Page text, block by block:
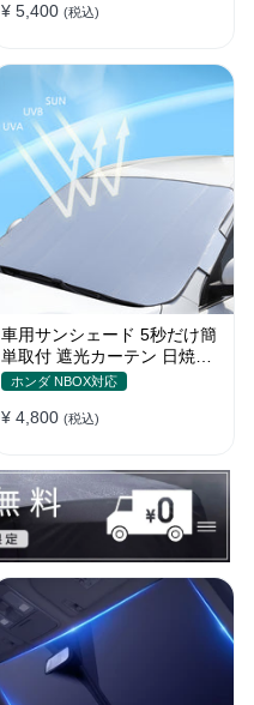
¥ 5,400 (税込)
車用サンシェード 5秒だけ簡
単取付 遮光カーテン 日焼け
対策 断熱 汎用
ホンダ NBOX対応
¥ 4,800 (税込)